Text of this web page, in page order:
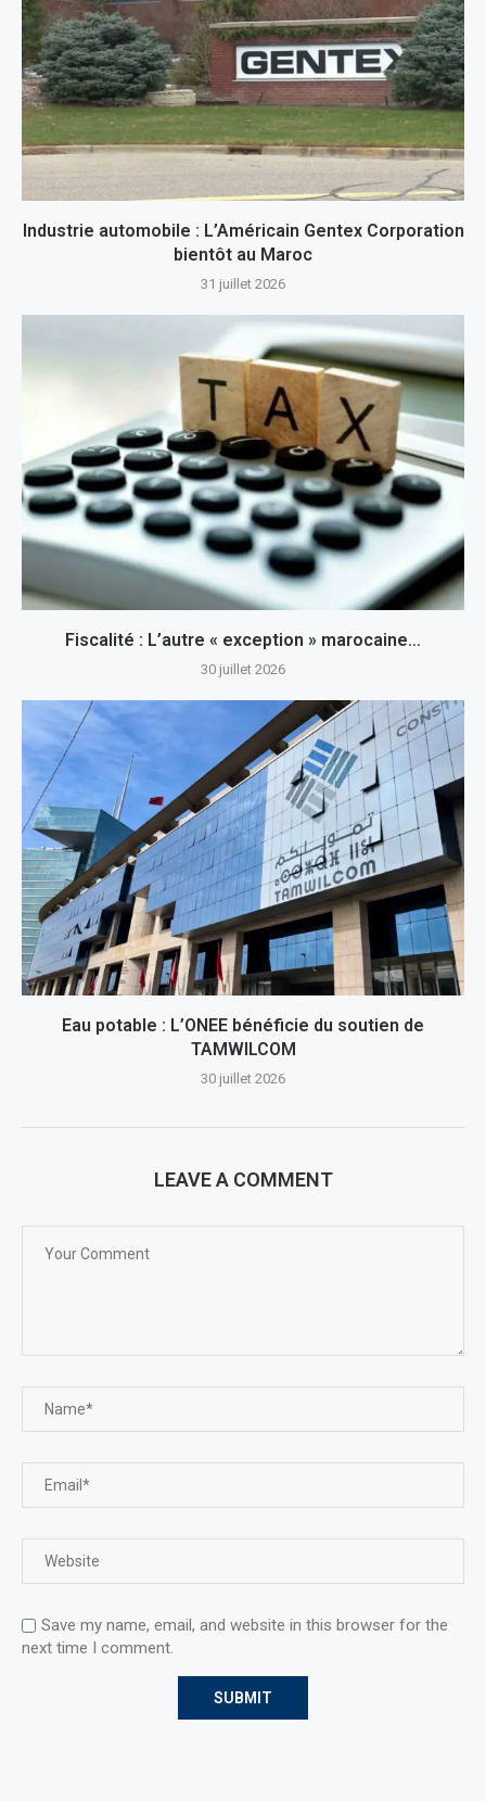
Industrie automobile : L’Américain Gentex Corporation
bientôt au Maroc
31 juillet 2026
Fiscalité : L’autre « exception » marocaine…
30 juillet 2026
Eau potable : L’ONEE bénéficie du soutien de
TAMWILCOM
30 juillet 2026
LEAVE A COMMENT
Save my name, email, and website in this browser for the
next time I comment.